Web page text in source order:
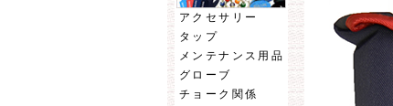
アクセサリー
タップ
メンテナンス用品
グローブ
チョーク関係